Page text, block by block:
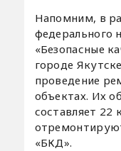
Напомним, в
федерального
«Безопасные
городе
проведение
объектах. Их
составляет 22
«БКД».